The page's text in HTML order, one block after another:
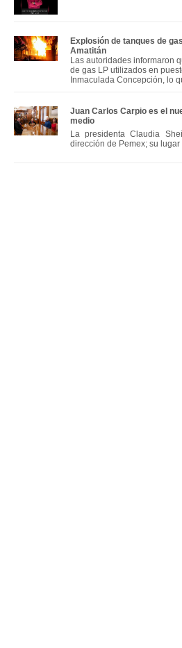
Explosión de tanques de
Amatitán
Las autoridades informaron
de gas LP utilizados en
Inmaculada Concepción, lo
Juan Carlos Carpio es el
medio
La presidenta Claudia
dirección de Pemex; su